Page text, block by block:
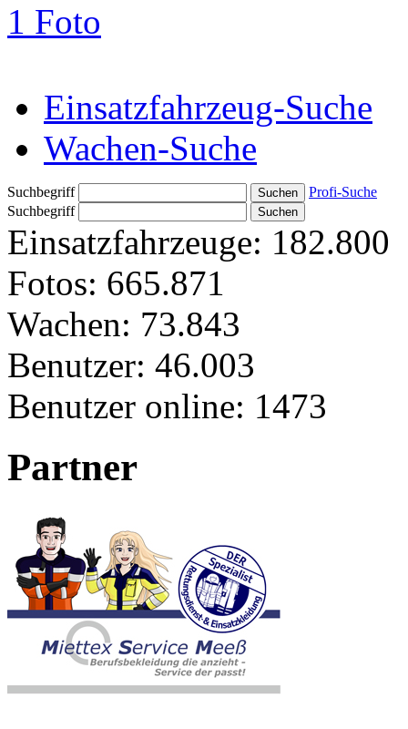
1 Foto
Einsatzfahrzeug-Suche
Wachen-Suche
Suchbegriff
Profi-Suche
Suchbegriff
Einsatzfahrzeuge: 182.800
Fotos: 665.871
Wachen: 73.843
Benutzer: 46.003
Benutzer online: 1473
Partner